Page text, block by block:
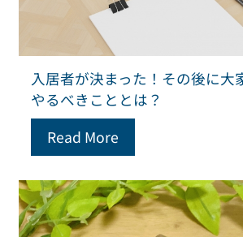
入居者が決まった！その後に大
やるべきこととは？
Read More